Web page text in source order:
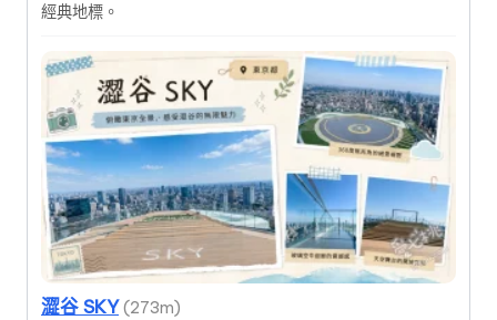
經典地標。
澀谷 SKY (273m)